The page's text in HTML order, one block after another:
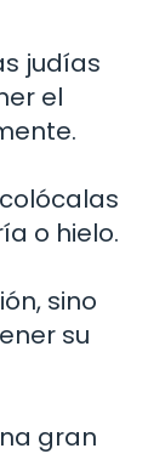
judías
el
o hielo.
sino
su
gran